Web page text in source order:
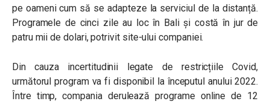
pe oameni cum să se adapteze la serviciul de la distanță.
Programele de cinci zile au loc în Bali și costă în jur de
patru mii de dolari, potrivit site-ului companiei.
Din cauza incertitudinii legate de restricțiile Covid,
următorul program va fi disponibil la începutul anului 2022.
Între timp, compania derulează programe online de 12